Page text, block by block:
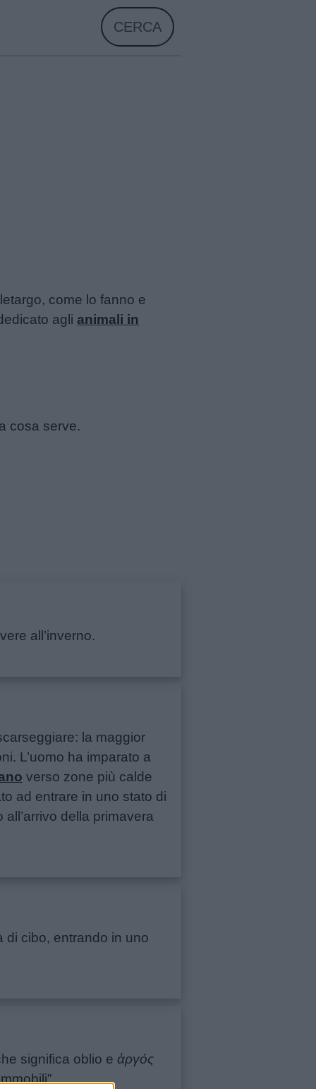
CERCA
come lo fanno e
aglianimali in
cosa serve.
all’inverno.
la maggior
L’uomo ha imparato a
verso zone più calde
ad entrare in uno stato di
della primavera
di cibo, entrando in uno
significa oblio e ἀργός